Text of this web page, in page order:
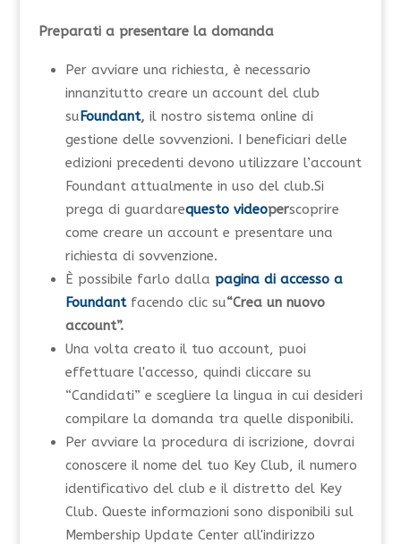
Preparati a presentare la domanda
Per avviare una richiesta, è necessario
innanzitutto creare un account del club
suFoundant, il nostro sistema online di
gestione delle sovvenzioni. I beneficiari delle
edizioni precedenti devono utilizzare l’account
Foundant attualmente in uso del club.Si
prega di guardarequesto videoperscoprire
come creare un account e presentare una
richiesta di sovvenzione.
È possibile farlo dalla pagina di accesso a
Foundant facendo clic su“Crea un nuovo
account”.
Una volta creato il tuo account, puoi
effettuare l'accesso, quindi cliccare su
“Candidati” e scegliere la lingua in cui desideri
compilare la domanda tra quelle disponibili.
Per avviare la procedura di iscrizione, dovrai
conoscere il nome del tuo Key Club, il numero
identificativo del club e il distretto del Key
Club. Queste informazioni sono disponibili sul
Membership Update Center all'indirizzo